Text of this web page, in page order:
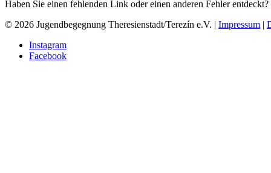
Haben Sie einen fehlenden Link oder einen anderen Fehler entdeckt?
© 2026 Jugendbegegnung Theresienstadt/Terezín e.V. | Impressum |
Instagram
Facebook